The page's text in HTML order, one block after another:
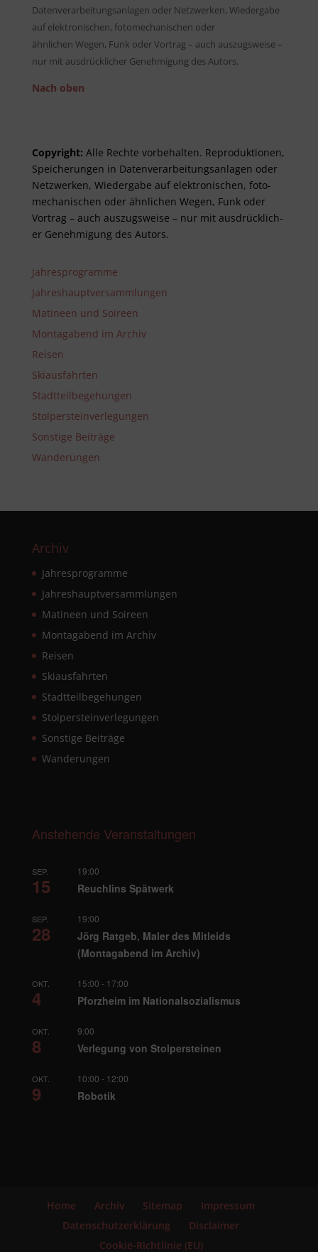
Datenverarbeitungsanlagen oder Netzwerken, Wiedergabe
auf elektronischen, fotomechanischen oder
ähnlichen Wegen, Funk oder Vortrag – auch auszugsweise –
nur mit ausdrücklicher Genehmigung des Autors.
Nach oben
Copyright: Alle Rechte vor­be­halt­en. Re­pro­duktionen,
Spei­cher­ungen in Daten­ver­arbeitungs­anlag­en oder
Netz­werken, Wieder­gabe auf elektro­nisch­en, foto­
mech­anisch­en oder ähnlich­en Wegen, Funk oder
Vor­trag – auch aus­zugs­weise – nur mit aus­drück­lich­
er Genehm­ig­ung des Autors.
Jahresprogramme
Jahreshauptversammlungen
Matineen und Soireen
Montagabend im Archiv
Reisen
Skiausfahrten
Stadtteilbegehungen
Stolpersteinverlegungen
Sonstige Beiträge
Wanderungen
Archiv
Jahresprogramme
Jahreshauptversammlungen
Matineen und Soireen
Montagabend im Archiv
Reisen
Skiausfahrten
Stadtteilbegehungen
Stolpersteinverlegungen
Sonstige Beiträge
Wanderungen
Anstehende Veranstaltungen
SEP.
15
19:00
Reuchlins Spätwerk
SEP.
28
19:00
Jörg Ratgeb, Maler des Mitleids
(Montagabend im Archiv)
OKT.
4
15:00 - 17:00
Pforzheim im Nationalsozialismus
OKT.
8
9:00
Verlegung von Stolpersteinen
OKT.
9
10:00 - 12:00
Robotik
Home Archiv Sitemap
Impressum
Datenschutzerklärung
Disclaimer
Cookie-Richtlinie (EU)